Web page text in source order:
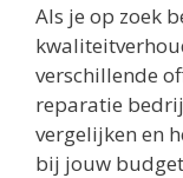
Als je op zoek
verschillende
reparatie
vergelijken en
bij jouw